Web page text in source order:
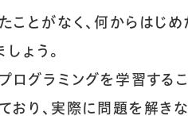
ことがなく、何からはじ
しょう。
グラミングを学習する
おり、実際に問題を解き